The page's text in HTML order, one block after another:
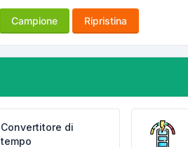
Campione Ripristina
Convertitore di
tempo